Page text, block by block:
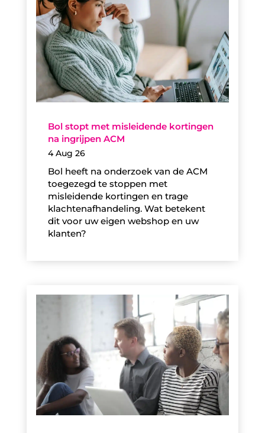
Bol stopt met misleidende kortingen
na ingrijpen ACM
4 Aug 26
Bol heeft na onderzoek van de ACM
toegezegd te stoppen met
misleidende kortingen en trage
klachtenafhandeling. Wat betekent
dit voor uw eigen webshop en uw
klanten?